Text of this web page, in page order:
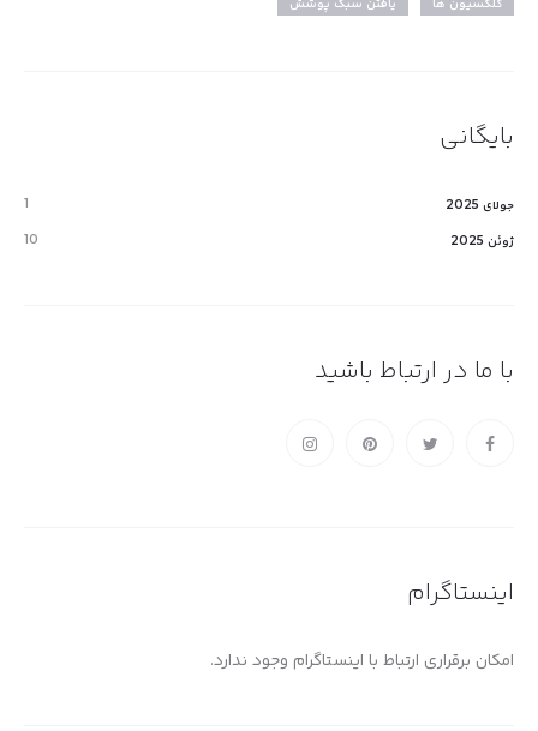
بایگانی
جولای 2025 1
ژوئن 2025 10
با ما در ارتباط باشید
اینستاگرام
امکان برقراری ارتباط با اینستاگرام وجود ندارد.